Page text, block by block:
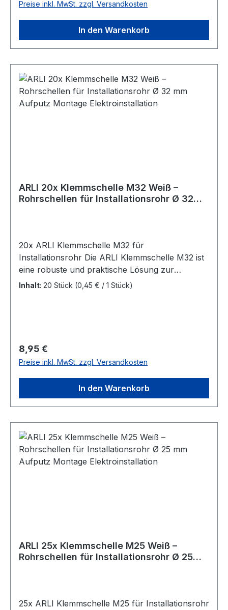
Preise inkl. MwSt. zzgl. Versandkosten
In den Warenkorb
ARLI 20x Klemmschelle M32 Weiß –
Rohrschellen für Installationsrohr Ø 32
20x ARLI Klemmschelle M32 für
Installationsrohr Die ARLI Klemmschelle M32 ist
eine robuste und praktische Lösung zur
sicheren Befestigung von Installationsrohren.
Geeignet für Nageldübel oder Schrauben
Inhalt: 20 Stück (0,45 € / 1 Stück)
Regulärer Preis:
8,95 €
Preise inkl. MwSt. zzgl. Versandkosten
In den Warenkorb
ARLI 25x Klemmschelle M25 Weiß –
Rohrschellen für Installationsrohr Ø 25
25x ARLI Klemmschelle M25 für Installationsrohr